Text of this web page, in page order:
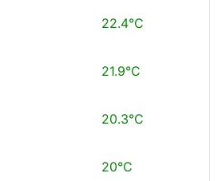
22.4°C
21.9°C
20.3°C
20°C